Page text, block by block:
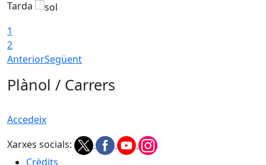
Tarda
1
2
AnteriorSegüent
Plànol / Carrers
Accedeix
Xarxes socials:
Crèdits